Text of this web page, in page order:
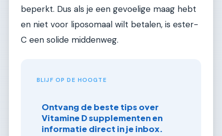
beperkt. Dus als je een gevoelige maag hebt
en niet voor liposomaal wilt betalen, is ester-
C een solide middenweg.
BLIJF OP DE HOOGTE
Ontvang de beste tips over
Vitamine D supplementen en
informatie direct in je inbox.